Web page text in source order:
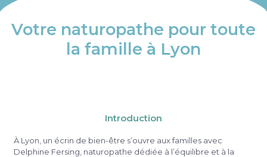
Votre naturopathe pour toute
la famille à Lyon
Introduction
À Lyon, un écrin de bien-être s’ouvre aux familles avec
Delphine Fersing, naturopathe dédiée à l’équilibre et à la